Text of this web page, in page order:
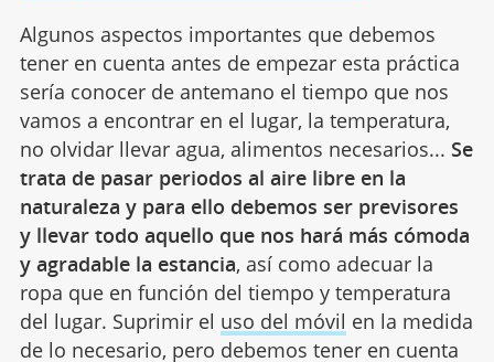
Algunos aspectos importantes que debemos
tener en cuenta antes de empezar esta práctica
sería conocer de antemano el tiempo que nos
vamos a encontrar en el lugar, la temperatura,
no olvidar llevar agua, alimentos necesarios... Se
trata de pasar periodos al aire libre en la
naturaleza y para ello debemos ser previsores
y llevar todo aquello que nos hará más cómoda
y agradable la estancia, así como adecuar la
ropa que en función del tiempo y temperatura
del lugar. Suprimir el uso del móvil en la medida
de lo necesario, pero debemos tener en cuenta